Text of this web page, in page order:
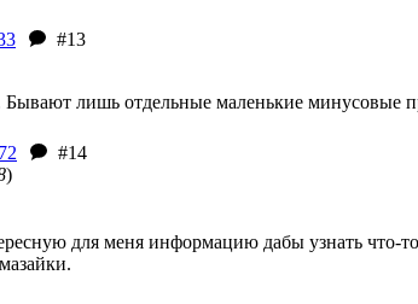
#13
Бывают лишь отдельные маленькие
#14
)
для меня информацию дабы узнать что-